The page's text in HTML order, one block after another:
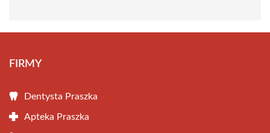
FIRMY
Dentysta Praszka
Apteka Praszka